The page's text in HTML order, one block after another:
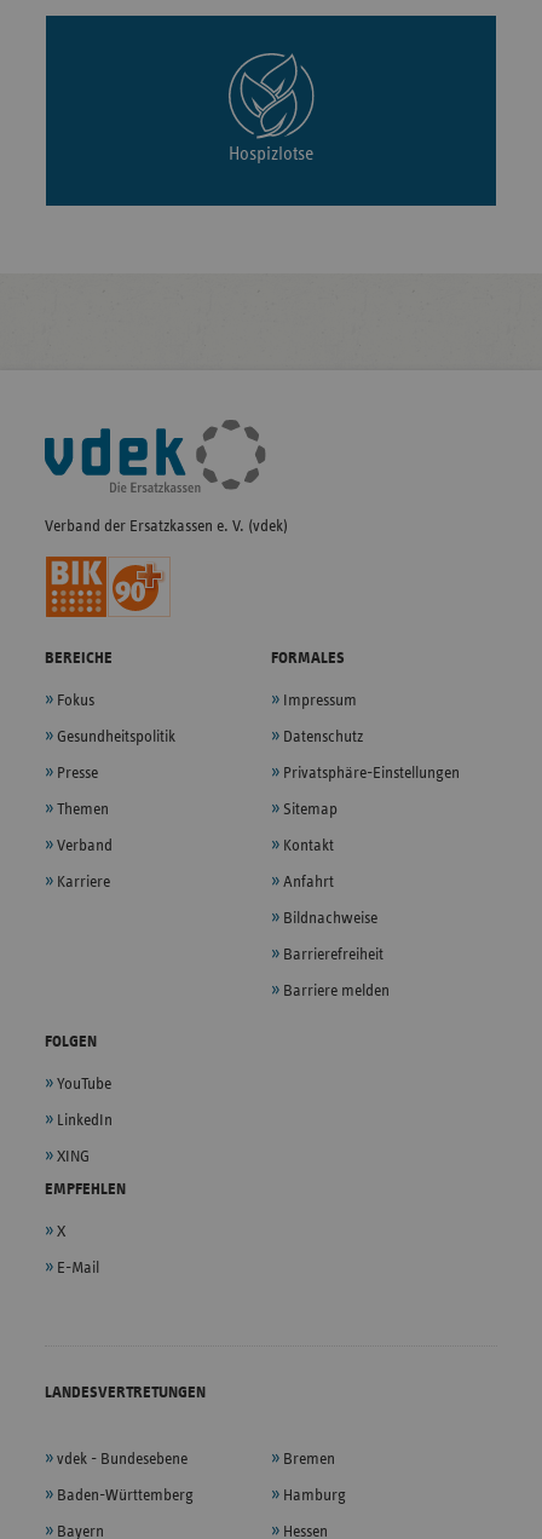
Hospizlotse
Fußleisten-
Navigation
Verband der Ersatzkassen e. V. (vdek)
BEREICHE
Fokus
Gesundheitspolitik
Presse
Themen
Verband
Karriere
FORMALES
Impressum
Datenschutz
Privatsphäre-Einstellungen
Sitemap
Kontakt
Anfahrt
Bildnachweise
Barrierefreiheit
Barriere melden
FOLGEN
YouTube
LinkedIn
XING
EMPFEHLEN
X
E-Mail
LANDESVERTRETUNGEN
vdek - Bundesebene
Baden-Württemberg
Bayern
Bremen
Hamburg
Hessen